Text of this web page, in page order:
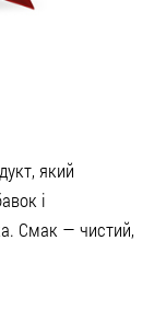
який
і
Смак — чистий,